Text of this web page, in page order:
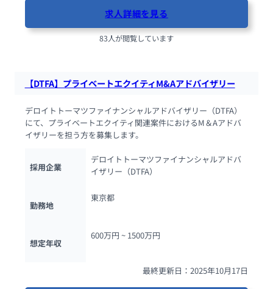
求人詳細を見る
83人が閲覧しています
【DTFA】プライベートエクイティM&Aアドバイザリー
デロイトトーマツファイナンシャルアドバイザリー（DTFA）
にて、プライベートエクイティ関連案件におけるM＆Aアドバ
イザリーを担う方を募集します。
採用企業
デロイトトーマツファイナンシャルアドバ
イザリー（DTFA）
勤務地
東京都
想定年収
600万円 ~ 1500万円
最終更新日：2025年10月17日